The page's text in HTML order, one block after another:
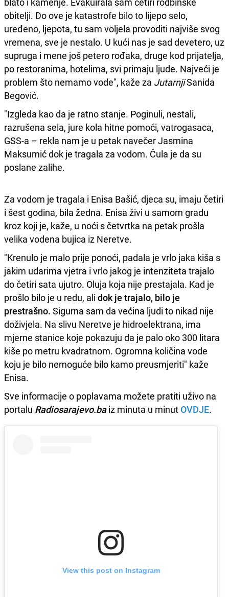
obitelji. Do ove je katastrofe bilo to lijepo selo,
uređeno, ljepota, tu sam voljela provoditi najviše svog
vremena, sve je nestalo. U kući nas je sad devetero, uz
supruga i mene još petero rođaka, druge kod prijatelja,
po restoranima, hotelima, svi primaju ljude. Najveći je
problem što nemamo vode", kaže za JutarnjiSanida
Begović.
"Izgleda kao da je ratno stanje. Poginuli, nestali,
razrušena sela, jure kola hitne pomoći, vatrogasaca,
GSS-a – rekla nam je u petak navečer Jasmina
Maksumić dok je tragala za vodom. Čula je da su
poslane zalihe.
Za vodom je tragala i Enisa Bašić, djeca su, imaju četiri
i šest godina, bila žedna. Enisa živi u samom gradu
kroz koji je, kaže, u noći s četvrtka na petak prošla
velika vodena bujica iz Neretve.
"Krenulo je malo prije ponoći, padala je vrlo jaka kiša s
jakim udarima vjetra i vrlo jakog je intenziteta trajalo
do četiri sata ujutro. Oluja koja nije prestajala. Kad je
prošlo bilo je u redu, ali dok je trajalo, bilo je
prestrašno. Sigurna sam da većina ljudi to nikad nije
doživjela. Na slivu Neretve je hidroelektrana, ima
mjerne stanice koje pokazuju da je palo oko 300 litara
kiše po metru kvadratnom. Ogromna količina vode
koju je bilo nemoguće bilo kamo preusmjeriti" kaže
Enisa.
Sve informacije o poplavama možete pratiti uživo na
portalu Radiosarajevo.baiz minuta u minut OVDJE.
View this post on Instagram